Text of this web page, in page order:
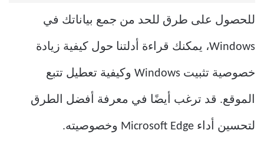
للحصول على طرق للحد من جمع بياناتك في
Windows، يمكنك قراءة أدلتنا حول كيفية زيادة
خصوصية تثبيت Windows وكيفية تعطيل تتبع
الموقع. قد ترغب أيضًا في معرفة أفضل الطرق
لتحسين أداء Microsoft Edge وخصوصيته.